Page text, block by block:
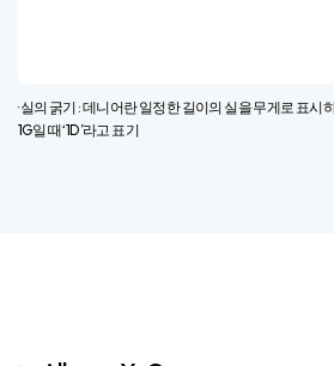
1G일 때 ‘1D’라고 표기​